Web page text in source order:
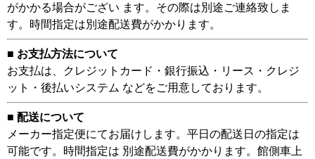
がかかる場合がござい ます。その際は別途ご連絡致しま
す。時間指定は別途配送費がかかります。
■ お支払方法について
お支払は、クレジットカード・銀行振込・リース・クレジ
ット・後払いシステム などをご用意しております。
■ 配送について
メーカー指定便にてお届けします。平日の配送日の指定は
可能です。時間指定は 別途配送費がかかります。館側車上